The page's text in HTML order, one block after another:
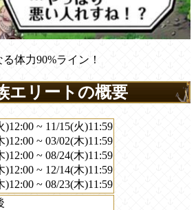
体力90%ライン！
エリートの概要
~ 11/15(火)11:59
~ 03/02(木)11:59
~ 08/24(木)11:59
~ 12/14(木)11:59
~ 08/23(木)11:59